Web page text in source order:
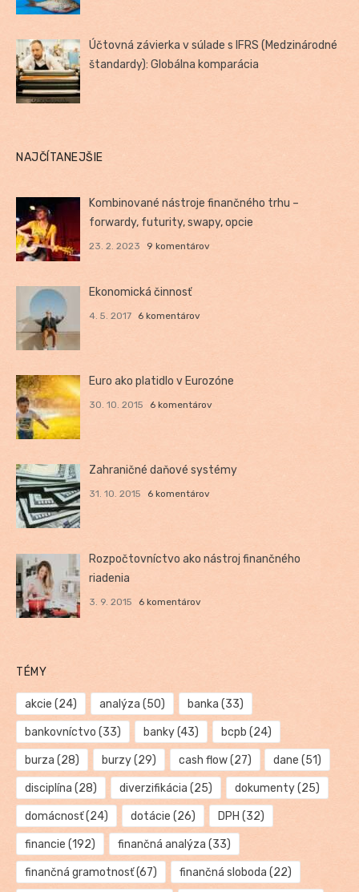
Účtovná závierka v súlade s IFRS (Medzinárodné
štandardy): Globálna komparácia
NAJČÍTANEJŠIE
Kombinované nástroje finančného trhu –
forwardy, futurity, swapy, opcie
23. 2. 2023 9 komentárov
Ekonomická činnosť
4. 5. 2017 6 komentárov
Euro ako platidlo v Eurozóne
30. 10. 2015 6 komentárov
Zahraničné daňové systémy
31. 10. 2015 6 komentárov
Rozpočtovníctvo ako nástroj finančného
riadenia
3. 9. 2015 6 komentárov
TÉMY
akcie (24) analýza (50) banka (33)
bankovníctvo (33) banky(43) bcpb (24)
burza (28) burzy(29) cash flow(27) dane (51)
disciplína (28) diverzifikácia (25) dokumenty(25)
domácnosť(24) dotácie (26) DPH (32)
financie (192) finančná analýza (33)
finančná gramotnosť(67) finančná sloboda (22)